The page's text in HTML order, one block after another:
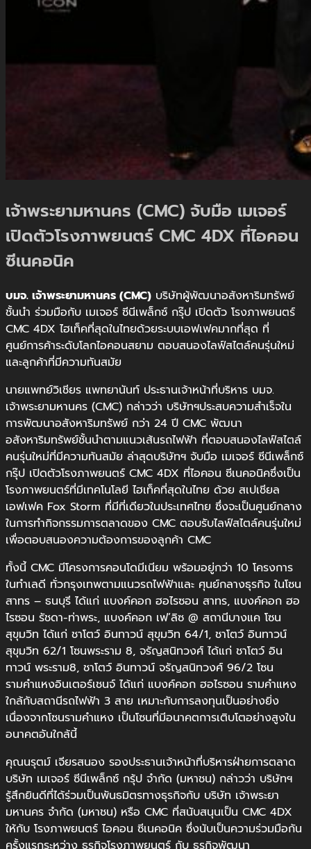
เจ้าพระยามหานคร (CMC) จับมือ เมเจอร์
เปิดตัวโรงภาพยนตร์ CMC 4DX ที่ไอคอน
ซีเนคอนิค
บมจ. เจ้าพระยามหานคร (CMC) บริษัทผู้พัฒนาอสังหาริมทรัพย์
ชั้นนำ ร่วมมือกับ เมเจอร์ ซีนีเพล็กซ์ กรุ๊ป เปิดตัว โรงภาพยนตร์
CMC 4DX ไฮเท็คที่สุดในไทยด้วยระบบเอฟเฟคมากที่สุด ที่
ศูนย์การค้าระดับโลกไอคอนสยาม ตอบสนองไลฟ์สไตล์คนรุ่นใหม่
และลูกค้าที่มีความทันสมัย
นายแพทย์วิเชียร แพทยานันท์ ประธานเจ้าหน้าที่บริหาร บมจ.
เจ้าพระยามหานคร (CMC) กล่าวว่า บริษัทฯประสบความสำเร็จใน
การพัฒนาอสังหาริมทรัพย์ กว่า 24 ปี CMC พัฒนา
อสังหาริมทรัพย์ชั้นนำตามแนวเส้นรถไฟฟ้า ที่ตอบสนองไลฟ์สไตล์
คนรุ่นใหม่ที่มีความทันสมัย ล่าสุดบริษัทฯ จับมือ เมเจอร์ ซีนีเพล็กซ์
กรุ๊ป เปิดตัวโรงภาพยนตร์ CMC 4DX ที่ไอคอน ซีเนคอนิคซึ่งเป็น
โรงภาพยนตร์ที่มีเทคโนโลยี ไฮเท็คที่สุดในไทย ด้วย สเปเชียล
เอฟเฟค Fox Storm ที่มีที่เดียวในประเทศไทย ซึ่งจะเป็นศูนย์กลาง
ในการทำกิจกรรมการตลาดของ CMC ตอบรับไลฟ์สไตล์คนรุ่นใหม่
เพื่อตอบสนองความต้องการของลูกค้า CMC
ทั้งนี้ CMC มีโครงการคอนโดมีเนียม พร้อมอยู่กว่า 10 โครงการ
ในทำเลดี ทั่วกรุงเทพตามแนวรถไฟฟ้าและ ศุนย์กลางธุรกิจ ในโซน
สาทร – ธนบุรี ได้แก่ แบงค์คอก ฮอไรซอน สาทร, แบงค์คอก ฮอ
ไรซอน รัชดา-ท่าพระ, แบงค์คอก เฟ’ลิซ @ สถานีบางแค โซน
สุขุมวิท ได้แก่ ชาโตว์ อินทาวน์ สุขุมวิท 64/1, ชาโตว์ อินทาวน์
สุขุมวิท 62/1 โซนพระราม 8, จรัญสนิทวงศ์ ได้แก่ ชาโตว์ อิน
ทาวน์ พระราม8, ชาโตว์ อินทาวน์ จรัญสนิทวงศ์ 96/2 โซน
รามคำแหงอินเตอร์เชนจ์ ได้แก่ แบงค์คอก ฮอไรซอน รามคำแหง
ใกล้กับสถานีรถไฟฟ้า 3 สาย เหมาะกับการลงทุนเป็นอย่างยิ่ง
เนื่องจากโซนรามคำแหง เป็นโซนที่มีอนาคตการเติบโตอย่างสูงใน
อนาคตอันใกล้นี้
คุณนรุตม์ เจียรสนอง รองประธานเจ้าหน้าที่บริหารฝ่ายการตลาด
บริษัท เมเจอร์ ซีนีเพล็กซ์ กรุ้ป จำกัด (มหาชน) กล่าวว่า บริษัทฯ
รู้สึกยินดีที่ได้ร่วมเป็นพันธมิตรทางธุรกิจกับ บริษัท เจ้าพระยา
มหานคร จำกัด (มหาชน) หรือ CMC ที่สนับสนุนเป็น CMC 4DX
ให้กับ โรงภาพยนตร์ ไอคอน ซีเนคอนิค ซึ่งนับเป็นความร่วมมือกัน
ครั้งแรกระหว่าง ธุรกิจโรงภาพยนตร์ กับ ธุรกิจพัฒนา